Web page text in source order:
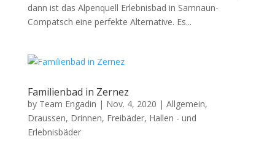
dann ist das Alpenquell Erlebnisbad in Samnaun-
Compatsch eine perfekte Alternative. Es...
Familienbad in Zernez
by Team Engadin | Nov. 4, 2020 | Allgemein,
Draussen, Drinnen, Freibäder, Hallen - und
Erlebnisbäder